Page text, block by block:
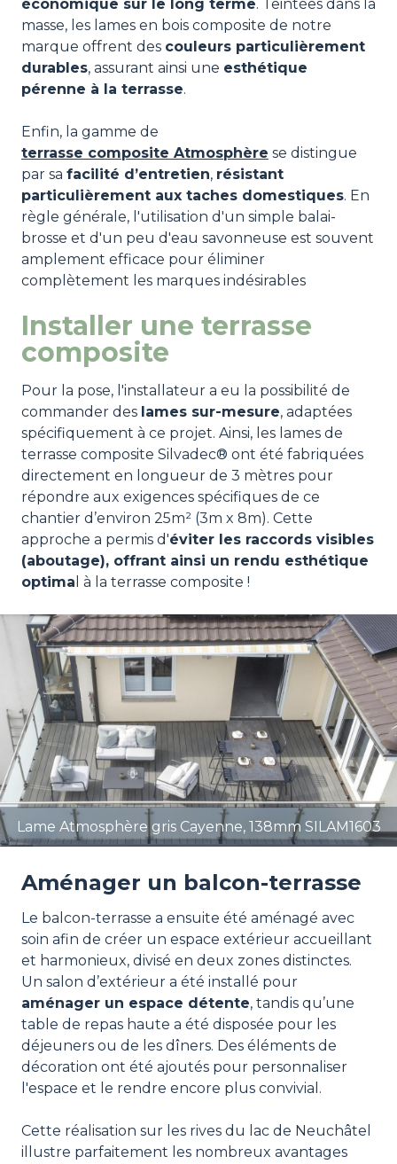
économique sur le long terme. Teintées dans la
masse, les lames en bois composite de notre
marque offrent des couleurs particulièrement
durables, assurant ainsi une esthétique
pérenne à la terrasse.
Enfin, la gamme de
terrasse composite Atmosphère se distingue
par sa facilité d’entretien, résistant
particulièrement aux taches domestiques. En
règle générale, l'utilisation d'un simple balai-
brosse et d'un peu d'eau savonneuse est souvent
amplement efficace pour éliminer
complètement les marques indésirables
Installer une terrasse
composite
Pour la pose, l'installateur a eu la possibilité de
commander des lames sur-mesure, adaptées
spécifiquement à ce projet. Ainsi, les lames de
terrasse composite Silvadec® ont été fabriquées
directement en longueur de 3 mètres pour
répondre aux exigences spécifiques de ce
chantier d’environ 25m² (3m x 8m). Cette
approche a permis d'éviter les raccords visibles
(aboutage), offrant ainsi un rendu esthétique
optima l à la terrasse composite !
Image
Lame Atmosphère gris Cayenne, 138mm SILAM1603
Aménager un balcon-terrasse
Le balcon-terrasse a ensuite été aménagé avec
soin afin de créer un espace extérieur accueillant
et harmonieux, divisé en deux zones distinctes.
Un salon d’extérieur a été installé pour
aménager un espace détente, tandis qu’une
table de repas haute a été disposée pour les
déjeuners ou de les dîners. Des éléments de
décoration ont été ajoutés pour personnaliser
l'espace et le rendre encore plus convivial.
Cette réalisation sur les rives du lac de Neuchâtel
illustre parfaitement les nombreux avantages